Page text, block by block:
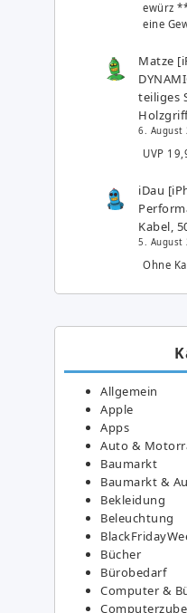
ewürz
eine
Matze
teiliges
6. August
UVP
iDau
Kabel,
5. August
Ohne
Allgemein
Apple
Apps
Auto &
Baumarkt
Baumarkt &
Bekleidung
Beleuchtung
Bücher
Bürobedarf
Computer &